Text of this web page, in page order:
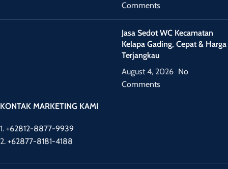
Comments
Jasa Sedot WC Kecamatan
Kelapa Gading, Cepat & Harga
Terjangkau
August 4, 2026 No
Comments
KONTAK MARKETING KAMI
1. +62812-8877-9939
2. +62877-8181-4188